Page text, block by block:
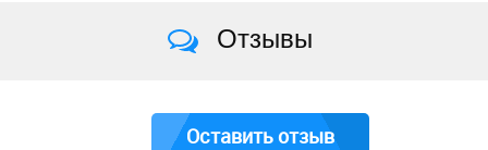
Отзывы
Оставить отзыв